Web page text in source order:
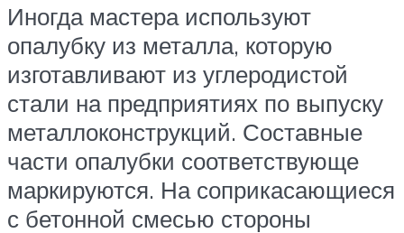
Иногда мастера используют
опалубку из металла, которую
изготавливают из углеродистой
стали на предприятиях по выпуску
металлоконструкций. Составные
части опалубки соответствующе
маркируются. На соприкасающиеся
с бетонной смесью стороны